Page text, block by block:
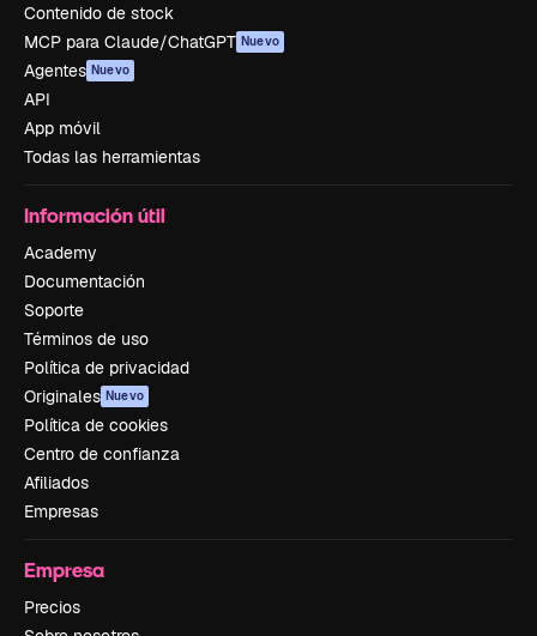
Contenido de stock
MCP para Claude/ChatGPT Nuevo
Agentes Nuevo
API
App móvil
Todas las herramientas
Información útil
Academy
Documentación
Soporte
Términos de uso
Política de privacidad
Originales Nuevo
Política de cookies
Centro de confianza
Afiliados
Empresas
Empresa
Precios